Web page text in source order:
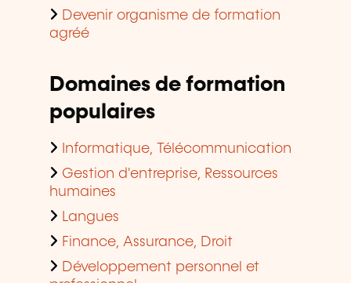
Devenir organisme de formation
agréé
Domaines de formation
populaires
Informatique, Télécommunication
Gestion d'entreprise, Ressources
humaines
Langues
Finance, Assurance, Droit
Développement personnel et